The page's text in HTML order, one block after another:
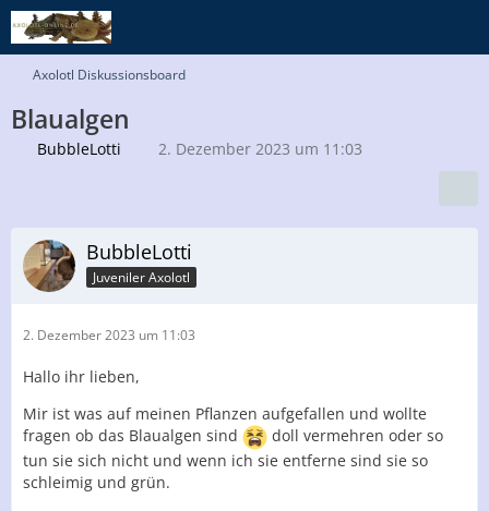
Axolotl Diskussionsboard
Blaualgen
BubbleLotti 2. Dezember 2023 um 11:03
BubbleLotti
Juveniler Axolotl
2. Dezember 2023 um 11:03
Hallo ihr lieben,
Mir ist was auf meinen Pflanzen aufgefallen und wollte
fragen ob das Blaualgen sind
doll vermehren oder so
tun sie sich nicht und wenn ich sie entferne sind sie so
schleimig und grün.